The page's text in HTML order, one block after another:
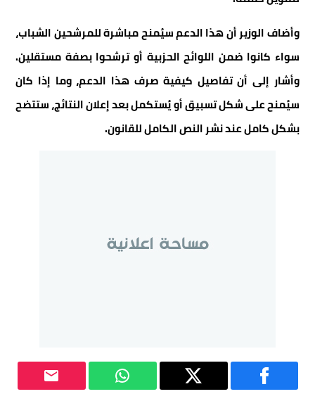
وأضاف الوزير أن هذا الدعم سيُمنح مباشرة للمرشحين الشباب،
سواء كانوا ضمن اللوائح الحزبية أو ترشحوا بصفة مستقلين.
وأشار إلى أن تفاصيل كيفية صرف هذا الدعم، وما إذا كان
سيُمنح على شكل تسبيق أو يُستكمل بعد إعلان النتائج، ستتضح
بشكل كامل عند نشر النص الكامل للقانون.